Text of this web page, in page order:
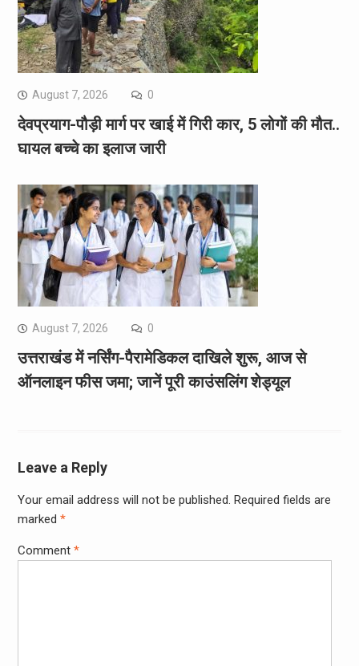
August 7, 2026 0
देवप्रयाग-पौड़ी मार्ग पर खाई में गिरी कार, 5 लोगों की मौत..
घायल बच्चे का इलाज जारी
August 7, 2026 0
उत्तराखंड में नर्सिंग-पैरामेडिकल दाखिले शुरू, आज से
ऑनलाइन फीस जमा; जानें पूरी काउंसलिंग शेड्यूल
Leave a Reply
Your email address will not be published. Required fields are
marked *
Comment *